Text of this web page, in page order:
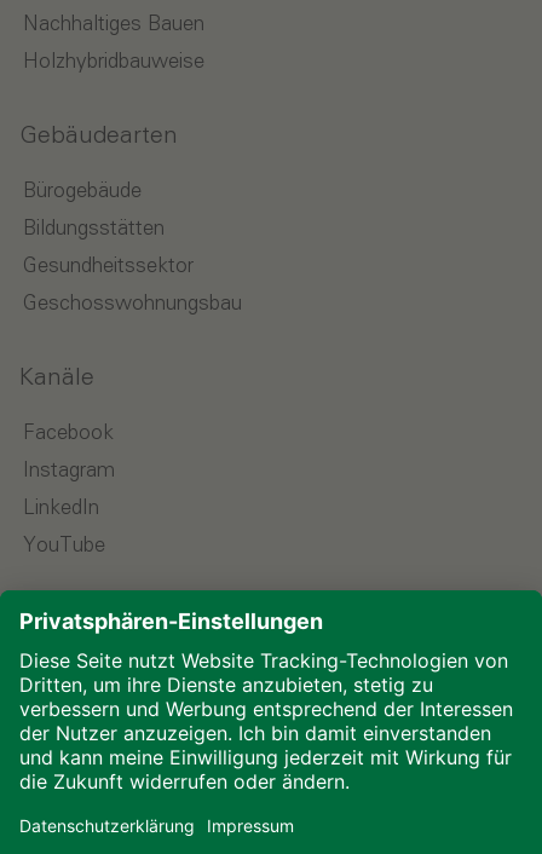
Nachhaltiges Bauen
Holzhybridbauweise
Gebäudearten
Bürogebäude
Bildungsstätten
Gesundheitssektor
Geschosswohnungsbau
Kanäle
Facebook
Instagram
LinkedIn
YouTube
Sprache wählen
Impressum